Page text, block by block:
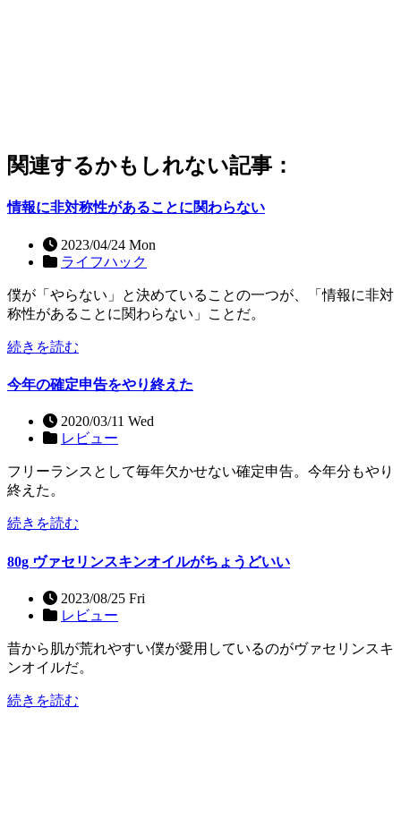
関連するかもしれない記事：
情報に非対称性があることに関わらない
2023/04/24 Mon
ライフハック
僕が「やらない」と決めていることの一つが、「情報に非対
称性があることに関わらない」ことだ。
続きを読む
今年の確定申告をやり終えた
2020/03/11 Wed
レビュー
フリーランスとして毎年欠かせない確定申告。今年分もやり
終えた。
続きを読む
80g ヴァセリンスキンオイルがちょうどいい
2023/08/25 Fri
レビュー
昔から肌が荒れやすい僕が愛用しているのがヴァセリンスキ
ンオイルだ。
続きを読む